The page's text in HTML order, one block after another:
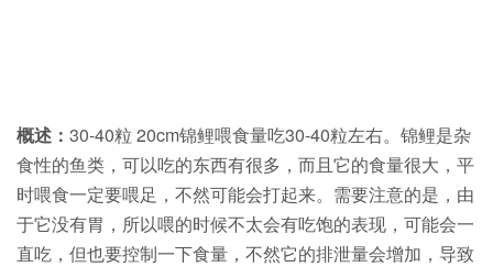
概述： 30-40粒 20cm锦鲤喂食量吃30-40粒左右。锦鲤是杂
食性的鱼类，可以吃的东西有很多，而且它的食量很大，平
时喂食一定要喂足，不然可能会打起来。需要注意的是，由
于它没有胃，所以喂的时候不太会有吃饱的表现，可能会一
直吃，但也要控制一下食量，不然它的排泄量会增加，导致